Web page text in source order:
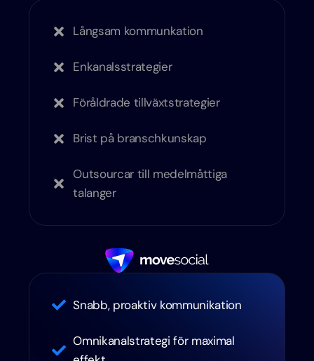
Långsam kommunkation
Enkanalsstrategier
Föråldrade tillväxtstrategier
Brist på branschkunskap
Outsourcar till medelmåttiga
talanger
Snabb, proaktiv kommunikation
Omnikanalstrategi för maximal